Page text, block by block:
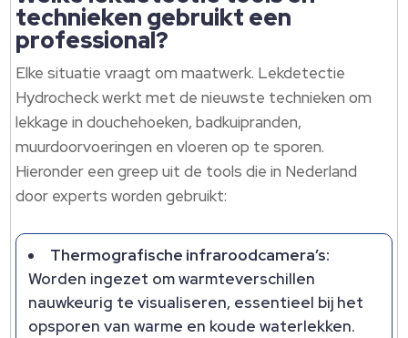
technieken gebruikt een
professional?
Elke situatie vraagt om maatwerk. Lekdetectie
Hydrocheck werkt met de nieuwste technieken om
lekkage in douchehoeken, badkuipranden,
muurdoorvoeringen en vloeren op te sporen.
Hieronder een greep uit de tools die in Nederland
door experts worden gebruikt:
Thermografische infraroodcamera’s:
Worden ingezet om warmteverschillen
nauwkeurig te visualiseren, essentieel bij het
opsporen van warme en koude waterlekken.